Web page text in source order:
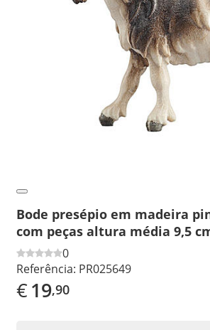
Bode presépio em madeira
com peças altura média 9,5
0
Referência: PR025649
€19,90